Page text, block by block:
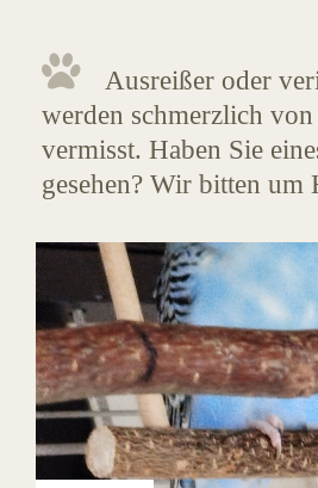
Ausreißer oder
werden schmerzlich
vermisst. Haben Sie
gesehen? Wir bitten um